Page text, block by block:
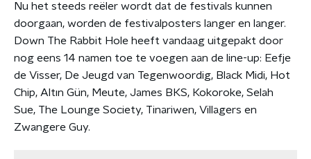
Nu het steeds reëler wordt dat de festivals kunnen
doorgaan, worden de festivalposters langer en langer.
Down The Rabbit Hole heeft vandaag uitgepakt door
nog eens 14 namen toe te voegen aan de line-up: Eefje
de Visser, De Jeugd van Tegenwoordig, Black Midi, Hot
Chip, Altın Gün, Meute, James BKS, Kokoroke, Selah
Sue, The Lounge Society, Tinariwen, Villagers en
Zwangere Guy.